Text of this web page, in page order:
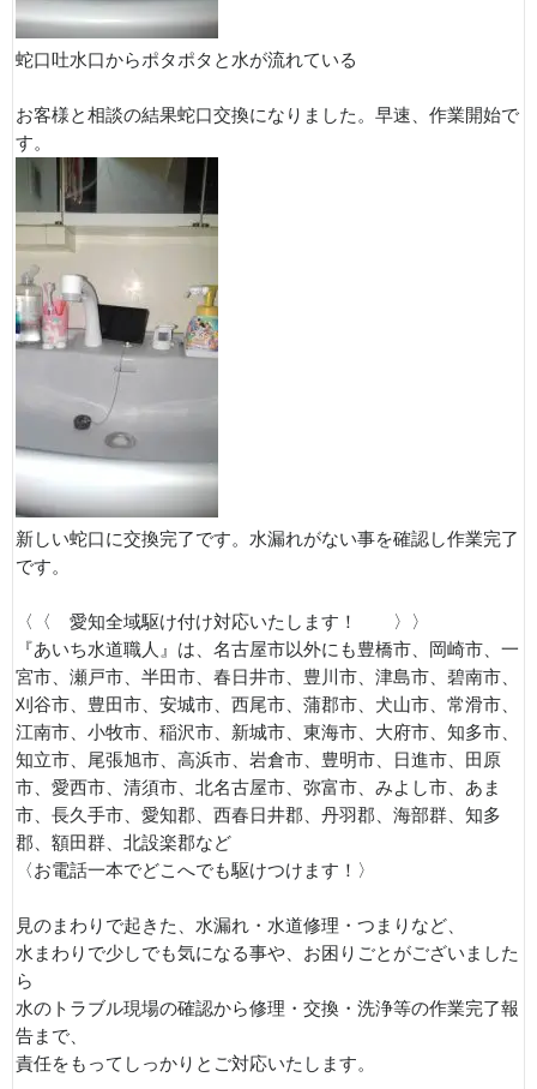
蛇口吐水口からポタポタと水が流れている
お客様と相談の結果蛇口交換になりました。早速、作業開始で
す。
新しい蛇口に交換完了です。水漏れがない事を確認し作業完了
です。
〈〈 愛知全域駆け付け対応いたします！ 〉〉
『あいち水道職人』は、名古屋市以外にも豊橋市、岡崎市、一
宮市、瀬戸市、半田市、春日井市、豊川市、津島市、碧南市、
刈谷市、豊田市、安城市、西尾市、蒲郡市、犬山市、常滑市、
江南市、小牧市、稲沢市、新城市、東海市、大府市、知多市、
知立市、尾張旭市、高浜市、岩倉市、豊明市、日進市、田原
市、愛西市、清須市、北名古屋市、弥富市、みよし市、あま
市、長久手市、愛知郡、西春日井郡、丹羽郡、海部群、知多
郡、額田群、北設楽郡など
〈お電話一本でどこへでも駆けつけます！〉
見のまわりで起きた、水漏れ・水道修理・つまりなど、
水まわりで少しでも気になる事や、お困りごとがございました
ら
水のトラブル現場の確認から修理・交換・洗浄等の作業完了報
告まで、
責任をもってしっかりとご対応いたします。